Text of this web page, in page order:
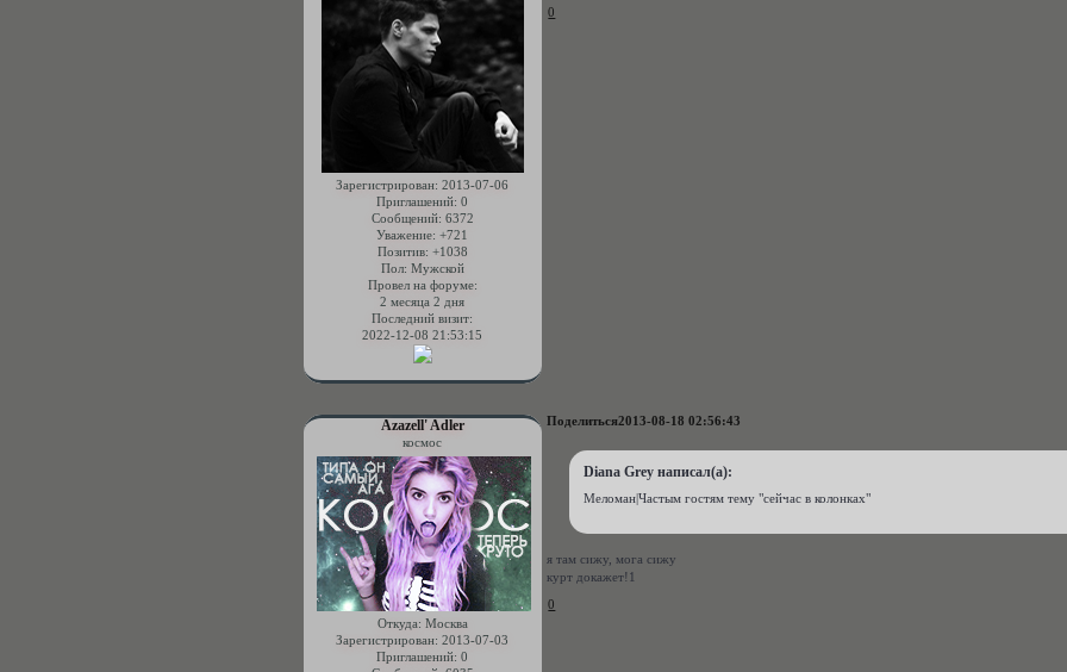
Зарегистрирован: 2013-07-06
Приглашений: 0
Сообщений: 6372
Уважение: +721
Позитив: +1038
Пол: Мужской
Провел на форуме:
2 месяца 2 дня
Последний визит:
2022-12-08 21:53:15
0
Поделиться2013-08-18 02:56:43
Azazell' Adler
космос
Откуда: Москва
Зарегистрирован: 2013-07-03
Приглашений: 0
Diana Grey написал(а):
Меломан|Частым гостям тему "сейчас в колонках"
я там сижу, мога сижу
курт докажет!1
0